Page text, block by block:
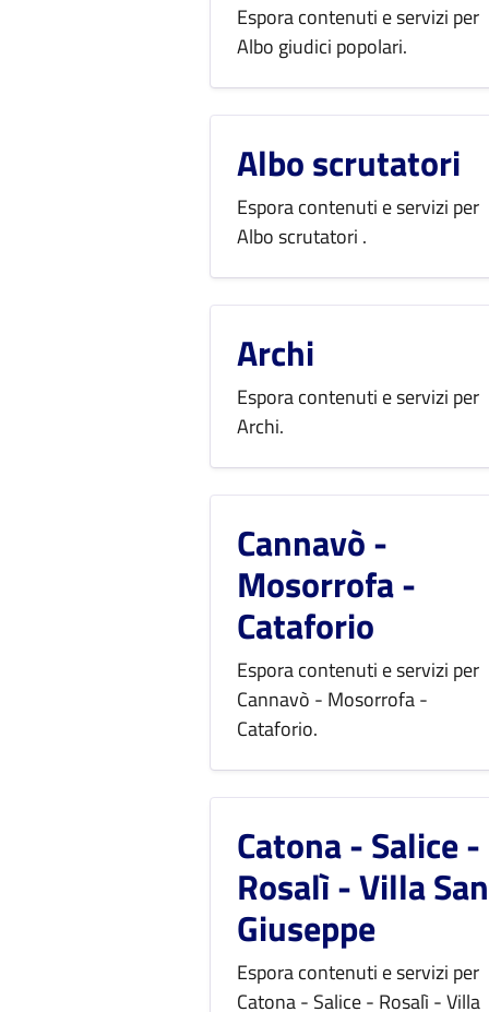
Espora contenuti e servizi per
Albo giudici popolari.
Albo scrutatori
Espora contenuti e servizi per
Albo scrutatori .
Archi
Espora contenuti e servizi per
Archi.
Cannavò -
Mosorrofa -
Cataforio
Espora contenuti e servizi per
Cannavò - Mosorrofa -
Cataforio.
Catona - Salice -
Rosalì - Villa San
Giuseppe
Espora contenuti e servizi per
Catona - Salice - Rosalì - Villa